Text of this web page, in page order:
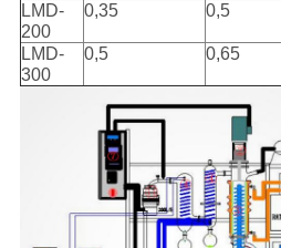
LMD-
200
0,35 0,5
LMD-
300
0,5 0,65